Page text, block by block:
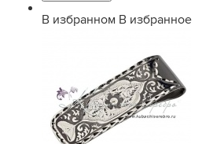
В избранном В избранное